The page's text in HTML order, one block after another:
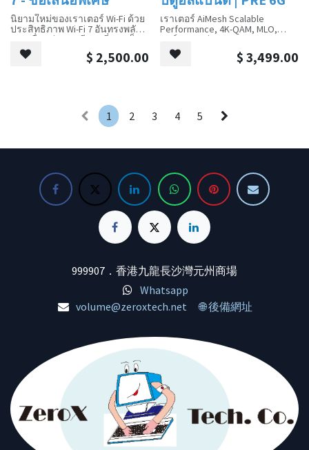
รองรับความละเอียดสูง: รองรับ
ความละเอียดสูงสุด 1080P มอบ
ภาพที่คมชัดและละเอียด
ผลิตจากวัสดุคุณภาพสูง ทนทาน
ขนาดกะทัดรัด พกพาสะดวก
เพลิดเพลินไปกับภาพที่ราบรื่นไร้ที่
#สัญญาณเสถียร
นิยามใหม่ของเราเตอร์ Wi-Fi ด้วย
ประสิทธิภาพ Wi-Fi 7 อันทรงพลัง
การเชื่อมต่อแบบมีสายที่รวดเร็ว
ปานสายฟ้า และการออกแบบใหม่
ทั้งหมด
ที่ราบรื่น การเล่นเกม AR/VR ที่
สมจริง และการดาวน์โหลดที่
แอปพลิเคชันที่เกิดขึ้นใหม่
พอร์ต 2.5G 5 พอร์ต – พอร์ต WAN
2.5Gbps 1 พอร์ต และพอร์ต LAN
2.5Gbps 4 พอร์ต ทะลุผ่านคอขวด
ของ 1G และช่วยให้อุปกรณ์ของ
เพิ่มความครอบคลุมสูงสุด – เสา
อากาศและเทคโนโลยีบีมฟอร์ม
ตำแหน่ง Wi-Fi ที่เป็นเอกสิทธิ์
เฉพาะ มอบความจุที่มากขึ้น
แข็งแกร่งขึ้น การเชื่อมต่อที่เชื่อ
ถือได้มากขึ้น และการรบกวนน้อย
อุปกรณ์ขยายช่วงสำหรับ Wi-Fi
แบบตาข่ายทั้งบ้านที่ราบรื่น
ป้องกันการสูญเสียแพ็กเก็ตและ
เวลาแฝงเมื่อเคลื่อนที่ระหว่าง
สัญญาณ
ติดตั้งและใช้งานง่าย – การ
จัดการเครือข่ายง่ายกว่าที่เคยด้วย
แอป Tether
TP-Link HomeShield – เพิ่มความ
ปลอดภัยจากภัยคุกคามทาง
ไซเบอร์ล่าสุด
$ 2,500.00
เราเตอร์ AiMesh Scalable
Performance, 4K-QAM, MLO,
พอร์ต 10G คู่, SFP+
บทนำ
การเชื่อมต่อเครือข่ายที่เร็วเป็น
พิเศษ Latency ต่ำ และความน่า
คุณสมบัติหลัก:
เทคโนโลยี WiFi 7: ใช้มาตรฐาน
WiFi 7 ล่าสุด ให้ความเร็วที่เร็วกว่า
ความหน่วงที่ต่ำกว่า และความน่า
เชื่อถือที่สูงกว่า WiFi 6
ประสิทธิภาพระดับเกม: ออกแบบ
มาสำหรับนักเล่นเกม พร้อม
ความเร็วเกม การจัดการแบนด์วิด
ท์ และ QoS เพื่อรับประกันความ
สำคัญของปริมาณการใช้เกมและ
ลดความล่าช้าและการกระตุก
รองรับ Dual-band: รองรับทั้งย่าน
การเชื่อมต่อที่เสถียรยิ่งขึ้น
เทคโนโลยี AiMesh: สามารถสร้าง
เครือข่ายตาข่ายกับเราเตอร์
ASUS อื่นๆ ที่รองรับ AiMesh ขยาย
ความครอบคลุมของ WiFi และ
กำจัดจุดอับสัญญาณในบ้านของ
คุณ
พอร์ตเชื่อมต่อหลายพอร์ต: มา
พร้อมกับพอร์ต Gigabit LAN และ
พอร์ต USB หลายพอร์ต เพื่อความ
สะดวกในการเชื่อมต่ออุปกรณ์
$3,499.00
1 2 3 4 5
999907．香港九龍長沙灣元州商場
Whatsapp
volume@zeroxtech.net
🌐 後備網址